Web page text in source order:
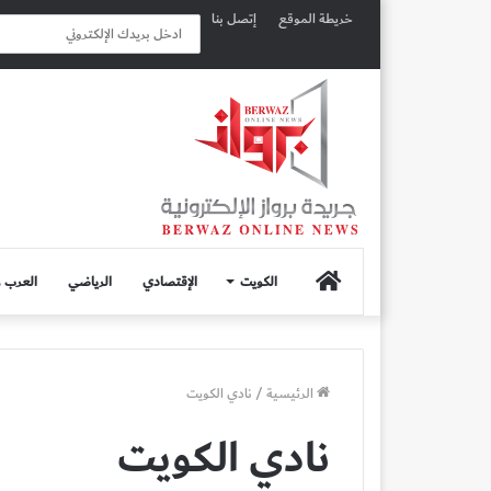
خريطة الموقع إتصل بنا
الصفحة
الرئيسية
الكويت الإقتصادي الرياضي العرب
الرئيسية/نادي الكويت
نادي الكويت